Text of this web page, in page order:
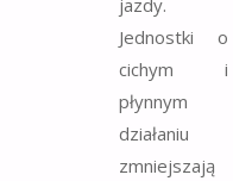
Jednostki o
cichym i
płynnym
działaniu
zmniejszają